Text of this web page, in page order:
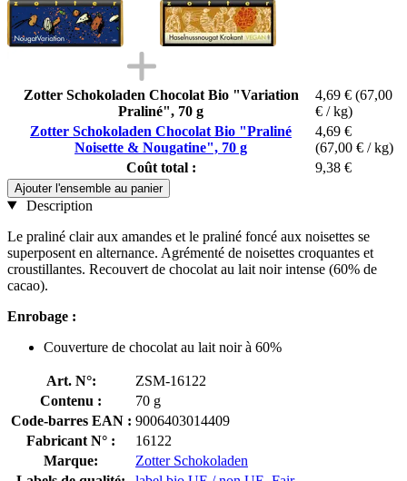
Zotter Schokoladen Chocolat Bio "Variation
Praliné", 70 g
4,69 € (67,00
€ / kg)
Zotter Schokoladen Chocolat Bio "Praliné
Noisette & Nougatine", 70 g
4,69 €
(67,00 € / kg)
Coût total :
9,38 €
Ajouter l'ensemble au panier
Description
Le praliné clair aux amandes et le praliné foncé aux noisettes se
superposent en alternance. Agrémenté de noisettes croquantes et
croustillantes. Recouvert de chocolat au lait noir intense (60% de
cacao).
Enrobage :
Couverture de chocolat au lait noir à 60%
Art. N°:
ZSM-16122
Contenu :
70 g
Code-barres EAN : 9006403014409
Fabricant N° :
16122
Marque:
Zotter Schokoladen